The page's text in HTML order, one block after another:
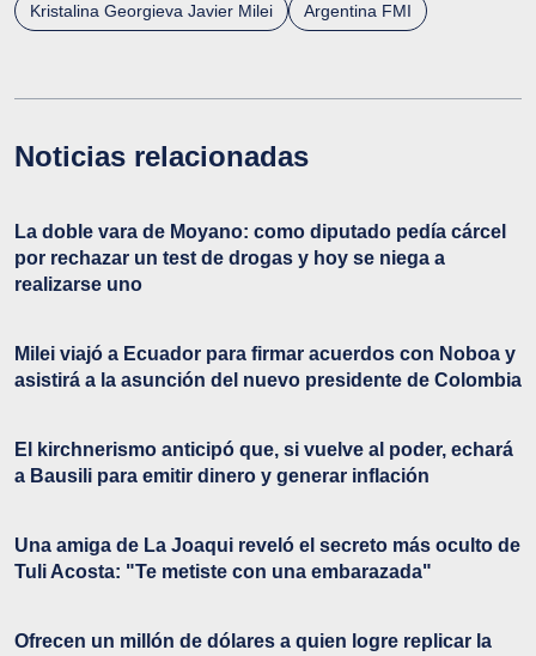
Kristalina Georgieva Javier Milei Argentina FMI
Noticias relacionadas
La doble vara de Moyano: como diputado pedía cárcel
por rechazar un test de drogas y hoy se niega a
realizarse uno
Milei viajó a Ecuador para firmar acuerdos con Noboa y
asistirá a la asunción del nuevo presidente de Colombia
El kirchnerismo anticipó que, si vuelve al poder, echará
a Bausili para emitir dinero y generar inflación
Una amiga de La Joaqui reveló el secreto más oculto de
Tuli Acosta: "Te metiste con una embarazada"
Ofrecen un millón de dólares a quien logre replicar la